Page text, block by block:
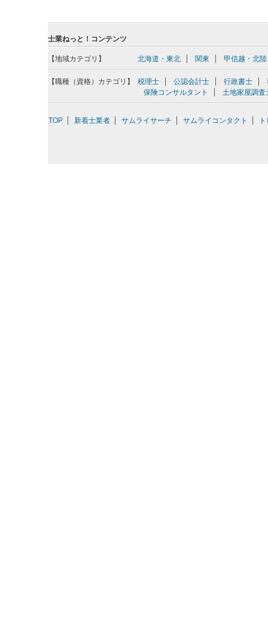
士業ねっと！コンテンツ
【地域カテゴリ】 北海道・東北 関東 甲信越・北陸
【職種（資格）カテゴリ】 税理士 公認会計士 行政書士
保険コンサルタント
土地家屋調査
TOP 新着士業者 サムライサーチ サムライコンタクト